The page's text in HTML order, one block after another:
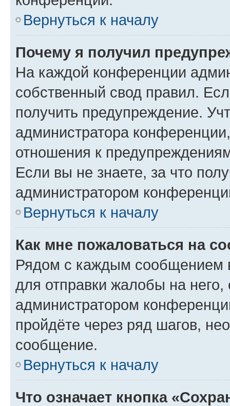
Вернуться к началу
Почему я получил
На каждой конференции
собственный свод правил.
получить предупреждение.
администратора
отношения к
Если вы не знаете, за что
администратором
Вернуться к началу
Как мне пожаловаться на
Рядом с каждым сообщением
для отправки жалобы на
администратором
пройдёте через ряд шагов,
сообщение.
Вернуться к началу
Что означает кнопка